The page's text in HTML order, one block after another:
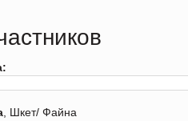
, Шкет/ Файна